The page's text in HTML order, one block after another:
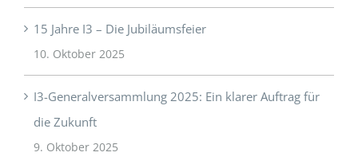
15 Jahre I3 – Die Jubiläumsfeier
10. Oktober 2025
I3-Generalversammlung 2025: Ein klarer Auftrag für
die Zukunft
9. Oktober 2025